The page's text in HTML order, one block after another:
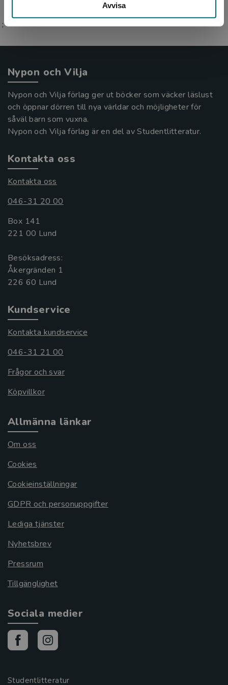
Avvisa
;
Nypon och Vilja
Nypon och Vilja förlag ger ut böcker som väcker läslust
och öppnar dörren till nya världar och möjligheter för
såväl barn som vuxna.
Nypon och Vilja förlag är en del av Studentlitteratur.
Kontakta oss
Kontakta oss
046-31 20 00
Box 141
221 00 Lund
Besöksadress:
Åkergränden 1
Kundservice
Kontakta kundservice
046-31 21 00
Frågor och svar
Köpvillkor
Allmänna länkar
Om oss
Cookies
Cookieinställningar
GDPR och personuppgifter
Lediga tjänster
Nyhetsbrev
Pressrum
Tillgänglighet
Sociala medier
Studentlitteratur